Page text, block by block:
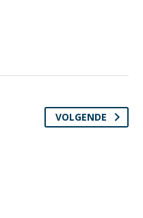
VOLGENDE